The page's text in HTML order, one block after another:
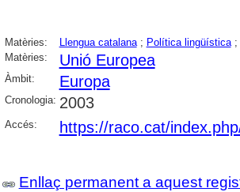
Matèries: Llengua catalana; Política lingüística;
Matèries:
Unió Europea
Àmbit: Europa
Cronologia: 2003
Accés: https://raco.cat/
Enllaç permanent a aquest